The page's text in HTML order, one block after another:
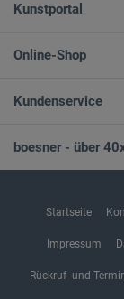
Kunstportal
Online-Shop
Kundenservice
boesner - über
Startseite
Impressum
Rückruf- und